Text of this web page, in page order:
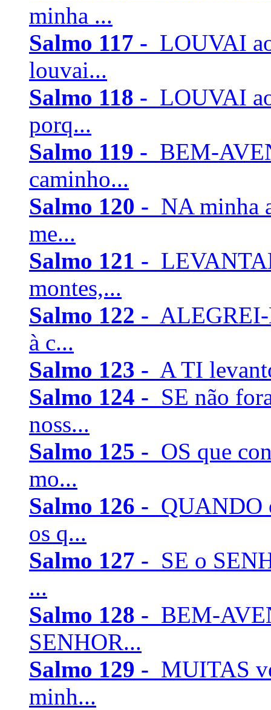
minha ...
Salmo 117 - LOUVAI
louvai...
Salmo 118 - LOUVAI
porq...
Salmo 119 - BEM-
caminho...
Salmo 120 - NA minha
me...
Salmo 121 -
montes,...
Salmo 122 - ALEGREI-
à c...
Salmo 123 - A TI
Salmo 124 - SE não
noss...
Salmo 125 - OS que
mo...
Salmo 126 - QUANDO
os q...
Salmo 127 - SE o
...
Salmo 128 - BEM-
SENHOR...
Salmo 129 - MUITAS
minh...